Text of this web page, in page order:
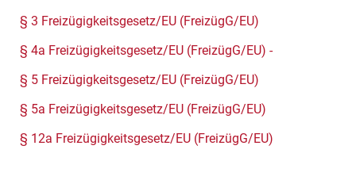
§ 3 Freizügigkeitsgesetz/EU (FreizügG/EU)
§ 4a Freizügigkeitsgesetz/EU (FreizügG/EU) -
§ 5 Freizügigkeitsgesetz/EU (FreizügG/EU)
§ 5a Freizügigkeitsgesetz/EU (FreizügG/EU)
§ 12a Freizügigkeitsgesetz/EU (FreizügG/EU)